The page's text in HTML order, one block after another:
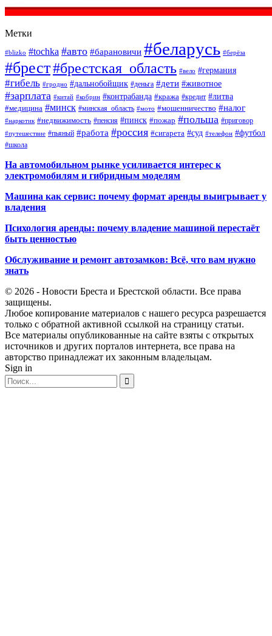
Метки
#blizko #tochka #авто #барановичи #беларусь #берёза
#брест#брестская_область #вело #германия
#гибель #гродно #дальнобойщик #деньга #дети #животное
#зарплата #китай #кобрин #контрабанда #кража #кредит #литва
#медицина #минск #минская_область #мото #мошенничество #налог
#наркотик #недвижимость #пенсия #пинск #пожар #польша #приговор
#путешествие #пьяный #работа #россия #сигарета #суд #телефон #футбол
#школа
На автомобильном рынке усиливается интерес к
электромобилям и гибридным моделям
Машина как сервис: почему формат аренды выигрывает у
владения
Психология аренды: почему владение машиной перестаёт
быть ценностью
Обслуживание и ремонт автозамков: Всё, что вам нужно
знать
© 2026 - Новости Бреста и Брестской области. Все права
защищены.
Любое копирование материалов с нашего ресурса разрешается
только с обратной активной ссылкой на страницу статьи.
Все материалы опубликованные на сайте взяты с открытых
источников и других порталов интернета, все права на
авторство принадлежат их законным владельцам.
Sign in